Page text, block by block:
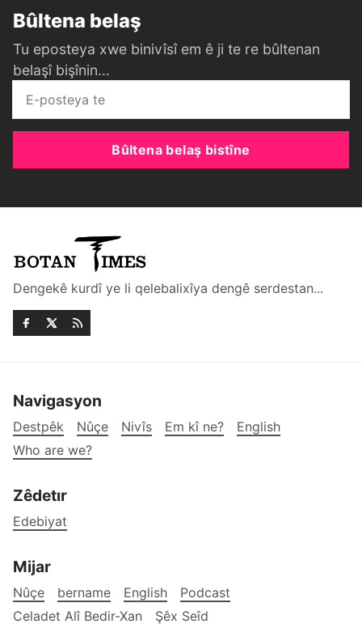
Bûltena belaş
Tu eposteya xwe binivîsî em ê ji te re bûltenan
belaşî bişînin...
Bûltena belaş bistîne
Dengekê kurdî ye li qelebalixîya dengê serdestan...
Navigasyon
Destpêk Nûçe Nivîs Em kî ne?
English
Who are we?
Zêdetır
Edebiyat
Mijar
Nûçe bername English
Podcast
Celadet Alî Bedir-Xan
Şêx Seîd